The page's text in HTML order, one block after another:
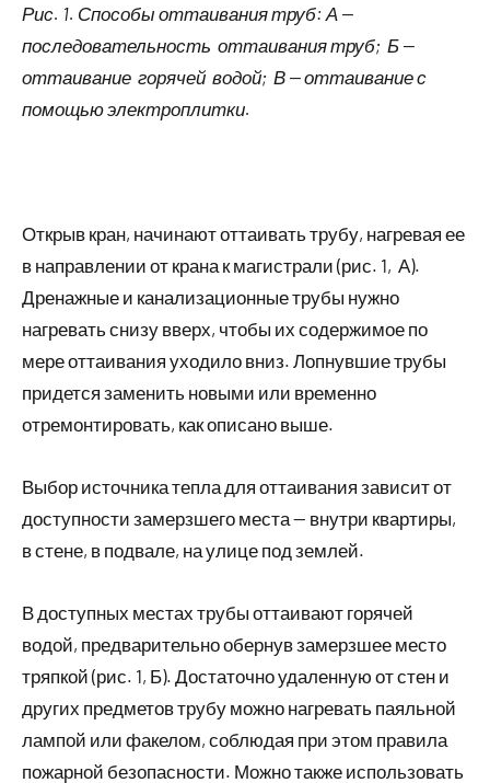
Рис. 1. Способы оттаивания труб: А —
последовательность оттаивания труб; Б —
оттаивание горячей водой; В — оттаивание с
помощью электроплитки.
Открыв кран, начинают оттаивать трубу, нагревая ее
в направлении от крана к магистрали (рис. 1, А).
Дренажные и канализационные трубы нужно
нагревать снизу вверх, чтобы их содержимое по
мере оттаивания уходило вниз. Лопнувшие трубы
придется заменить новыми или временно
отремонтировать, как описано выше.
Выбор источника тепла для оттаивания зависит от
доступности замерзшего места — внутри квартиры,
в стене, в подвале, на улице под землей.
В доступных местах трубы оттаивают горячей
водой, предварительно обернув замерзшее место
тряпкой (рис. 1, Б). Достаточно удаленную от стен и
других предметов трубу можно нагревать паяльной
лампой или факелом, соблюдая при этом правила
пожарной безопасности. Можно также использовать